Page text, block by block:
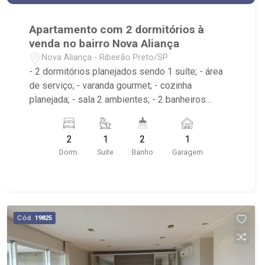
Apartamento com 2 dormitórios à
venda no bairro Nova Aliança
Nova Aliança - Ribeirão Preto/SP
- 2 dormitórios planejados sendo 1 suíte; - área
de serviço; - varanda gourmet; - cozinha
planejada; - sala 2 ambientes; - 2 banheiros
Pizzaria Verace, Unip
2
Dorm.
1
Suite
2
Banho
1
Garagem
Cód. 19825